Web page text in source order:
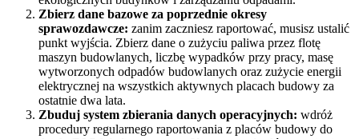
Zbierz dane bazowe za poprzednie okresy
sprawozdawcze: zanim zaczniesz raportować, musisz ustalić
punkt wyjścia. Zbierz dane o zużyciu paliwa przez flotę
maszyn budowlanych, liczbę wypadków przy pracy, masę
wytworzonych odpadów budowlanych oraz zużycie energii
elektrycznej na wszystkich aktywnych placach budowy za
ostatnie dwa lata.
Zbuduj system zbierania danych operacyjnych: wdróż
procedury regularnego raportowania z placów budowy do